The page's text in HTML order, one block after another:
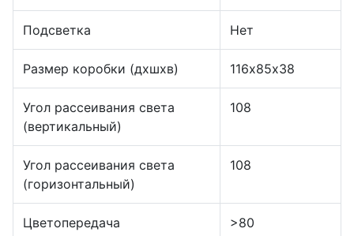
Подсветка Нет
Размер коробки (дхшхв) 116х85х38
Угол рассеивания света
(вертикальный)
108
Угол рассеивания света
(горизонтальный)
108
Цветопередача >80